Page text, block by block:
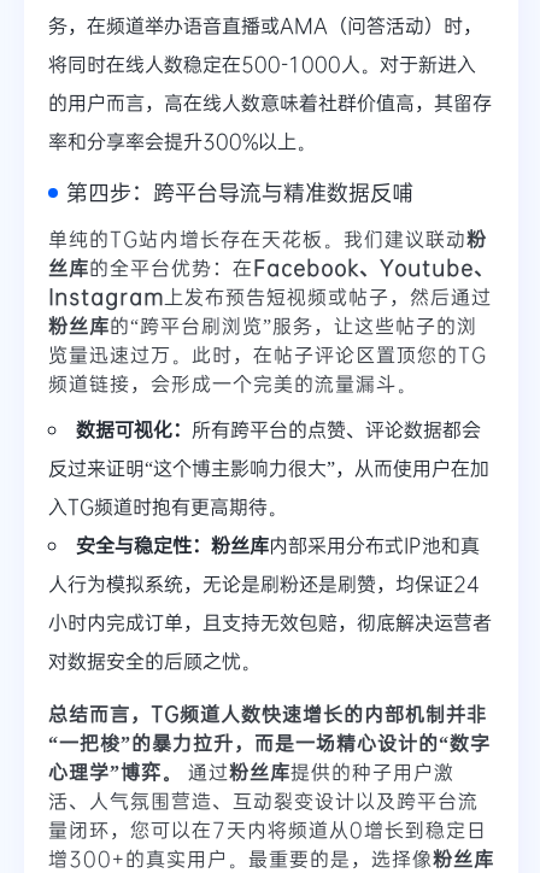
务，在频道举办语音直播或AMA（问答活动）时，
将同时在线人数稳定在500-1000人。对于新进入
的用户而言，高在线人数意味着社群价值高，其留存
率和分享率会提升300%以上。
第四步：跨平台导流与精准数据反哺
单纯的TG站内增长存在天花板。我们建议联动粉
丝库的全平台优势：在Facebook、Youtube、
Instagram 上发布预告短视频或帖子，然后通过
粉丝库的“跨平台刷浏览”服务，让这些帖子的浏
览量迅速过万。此时，在帖子评论区置顶您的TG
频道链接，会形成一个完美的流量漏斗。
数据可视化： 所有跨平台的点赞、评论数据都会
反过来证明“这个博主影响力很大”，从而使用户在加
入TG频道时抱有更高期待。
安全与稳定性： 粉丝库内部采用分布式IP池和真
人行为模拟系统，无论是刷粉还是刷赞，均保证24
小时内完成订单，且支持无效包赔，彻底解决运营者
对数据安全的后顾之忧。
总结而言，TG频道人数快速增长的内部机制并非
“一把梭”的暴力拉升，而是一场精心设计的“数字
心理学”博弈。
通过粉丝库提供的种子用户激
活、人气氛围营造、互动裂变设计以及跨平台流
量闭环，您可以在7天内将频道从0增长到稳定日
增300+的真实用户。最重要的是，选择像粉丝库